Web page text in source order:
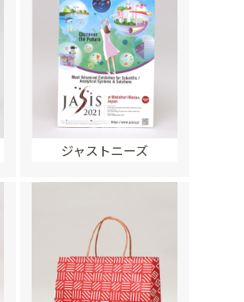
ジャストニーズ